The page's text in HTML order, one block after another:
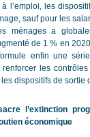
à l’emploi, les
sauf pour les
ménages a
de 1 % en
enfin une
renforcer les
dispositifs de sortie
l’extinction
économique